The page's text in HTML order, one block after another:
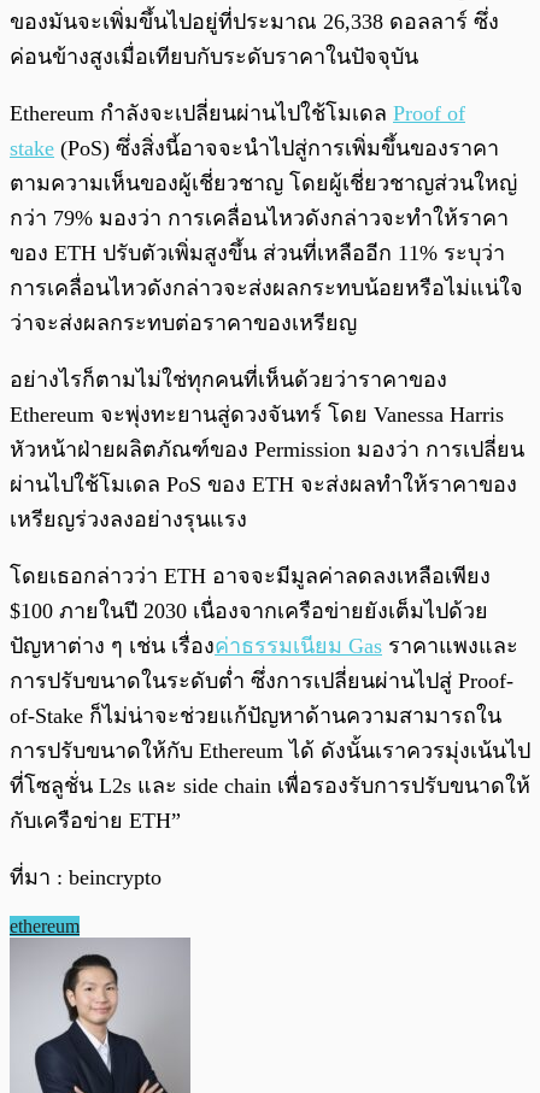
ของมันจะเพิ่มขึ้นไปอยู่ที่ประมาณ 26,338 ดอลลาร์ ซึ่ง
ค่อนข้างสูงเมื่อเทียบกับระดับราคาในปัจจุบัน
Ethereum กำลังจะเปลี่ยนผ่านไปใช้โมเดล Proof of
stake (PoS) ซึ่งสิ่งนี้อาจจะนำไปสู่การเพิ่มขึ้นของราคา
ตามความเห็นของผู้เชี่ยวชาญ โดยผู้เชี่ยวชาญส่วนใหญ่
กว่า 79% มองว่า การเคลื่อนไหวดังกล่าวจะทำให้ราคา
ของ ETH ปรับตัวเพิ่มสูงขึ้น ส่วนที่เหลืออีก 11% ระบุว่า
การเคลื่อนไหวดังกล่าวจะส่งผลกระทบน้อยหรือไม่แน่ใจ
ว่าจะส่งผลกระทบต่อราคาของเหรียญ
อย่างไรก็ตามไม่ใช่ทุกคนที่เห็นด้วยว่าราคาของ
Ethereum จะพุ่งทะยานสู่ดวงจันทร์ โดย Vanessa Harris
หัวหน้าฝ่ายผลิตภัณฑ์ของ Permission มองว่า การเปลี่ยน
ผ่านไปใช้โมเดล PoS ของ ETH จะส่งผลทำให้ราคาของ
เหรียญร่วงลงอย่างรุนแรง
โดยเธอกล่าวว่า ETH อาจจะมีมูลค่าลดลงเหลือเพียง
$100 ภายในปี 2030 เนื่องจากเครือข่ายยังเต็มไปด้วย
ปัญหาต่าง ๆ เช่น เรื่องค่าธรรมเนียม Gas ราคาแพงและ
การปรับขนาดในระดับต่ำ ซึ่งการเปลี่ยนผ่านไปสู่ Proof-
of-Stake ก็ไม่น่าจะช่วยแก้ปัญหาด้านความสามารถใน
การปรับขนาดให้กับ Ethereum ได้ ดังนั้นเราควรมุ่งเน้นไป
ที่โซลูชั่น L2s และ side chain เพื่อรองรับการปรับขนาดให้
กับเครือข่าย ETH”
ที่มา : beincrypto
ethereum